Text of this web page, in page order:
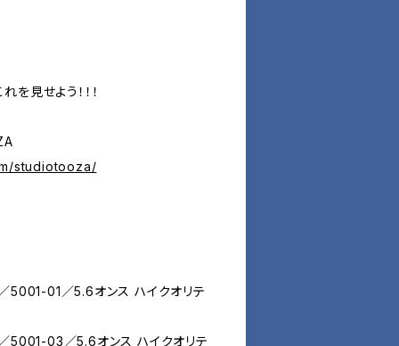
を見せよう！！！
studiotooza/
01／5.6オンス ハイクオリテ
03／5.6オンス ハイクオリテ